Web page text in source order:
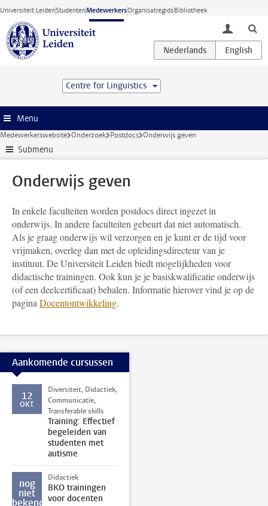
Ga direct naar de inhoud
Universiteit LeidenStudentenMedewerkersOrganisatiegidsBibliotheek
toggle
Centre for Linguistics
Menu
Medewerkerswebsite Onderzoek Postdocs Onderwijs geven
Submenu
Onderwijs geven
In enkele faculteiten worden postdocs direct ingezet in
onderwijs. In andere faculteiten gebeurt dat niet automatisch.
Als je graag onderwijs wil verzorgen en je kunt er de tijd voor
vrijmaken, overleg dan met de opleidingsdirecteur van je
instituut. De Universiteit Leiden biedt mogelijkheden voor
didactische trainingen. Ook kun je je basiskwalificatie onderwijs
(of een deelcertificaat) behalen. Informatie hierover vind je op de
pagina Docentontwikkeling.
Aankomende cursussen
12
OKT.
Diversiteit, Didactiek,
Communicatie,
Transferable skills
Training: Effectief
begeleiden van
studenten met
autisme
nog
niet
bekend
Didactiek
BKO trainingen
voor docenten